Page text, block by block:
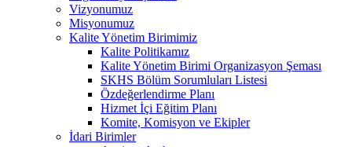
Vizyonumuz
Misyonumuz
Kalite Yönetim Birimimiz
Kalite Politikamız
Kalite Yönetim Birimi Organizasyon Şeması
SKHS Bölüm Sorumluları Listesi
Özdeğerlendirme Planı
Hizmet İçi Eğitim Planı
Komite, Komisyon ve Ekipler
İdari Birimler